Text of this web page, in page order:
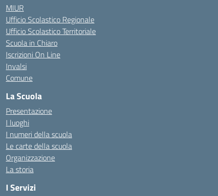
MIUR
Ufficio Scolastico Regionale
Ufficio Scolastico Territoriale
Scuola in Chiaro
Iscrizioni On Line
Invalsi
Comune
La Scuola
Presentazione
I luoghi
I numeri della scuola
Le carte della scuola
Organizzazione
La storia
I Servizi